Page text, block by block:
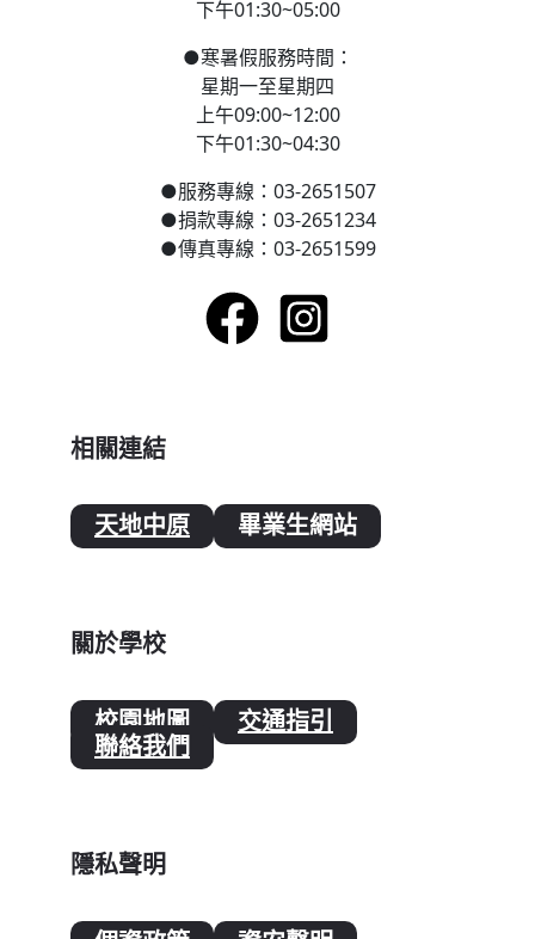
下午01:30~05:00
●寒暑假服務時間：
星期一至星期四
上午09:00~12:00
下午01:30~04:30
●服務專線：03-2651507
●捐款專線：03-2651234
●傳真專線：03-2651599
相關連結
天地中原 畢業生網站
關於學校
校園地圖 交通指引
聯絡我們
隱私聲明